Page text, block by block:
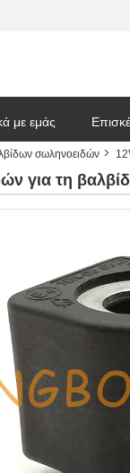
με εμάς
ένα απόσπασμα
σωληνοειδών
για τη